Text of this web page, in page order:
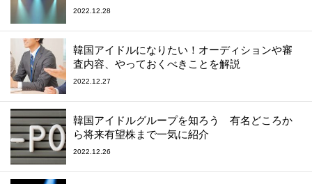
2022.12.28
韓国アイドルになりたい！オーディションや審
査内容、やっておくべきことを解説
2022.12.27
韓国アイドルグループを知ろう 有名どころか
ら将来有望株まで一気に紹介
2022.12.26